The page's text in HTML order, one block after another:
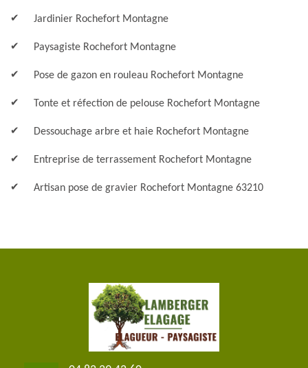
Jardinier Rochefort Montagne
Paysagiste Rochefort Montagne
Pose de gazon en rouleau Rochefort Montagne
Tonte et réfection de pelouse Rochefort Montagne
Dessouchage arbre et haie Rochefort Montagne
Entreprise de terrassement Rochefort Montagne
Artisan pose de gravier Rochefort Montagne 63210